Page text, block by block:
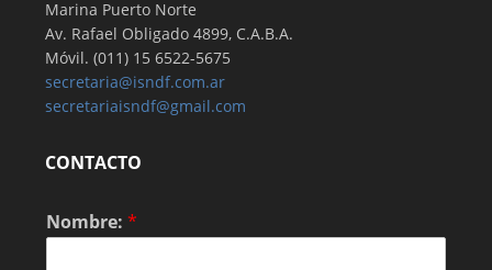
Marina Puerto Norte
Av. Rafael Obligado 4899, C.A.B.A.
Móvil. (011) 15 6522-5675
secretaria@isndf.com.ar
secretariaisndf@gmail.com
CONTACTO
Nombre: *